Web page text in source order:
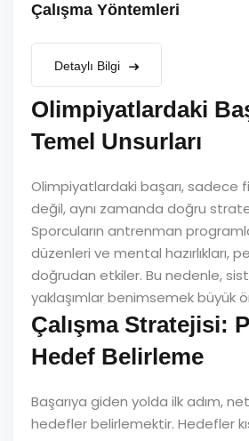
Çalışma Yöntemleri
Detaylı Bilgi
Olimpiyatlardaki
Temel Unsurları
Olimpiyatlardaki başarı, sadece
değil, aynı zamanda doğru
Sporcuların antrenman
düzenleri ve mental hazırlıkları,
doğrudan etkiler. Bu nedenle,
yaklaşımlar benimsemek büyük
Çalışma Stratejisi:
Hedef Belirleme
Başarıya giden yolda ilk adım,
hedefler belirlemektir. Hedefler